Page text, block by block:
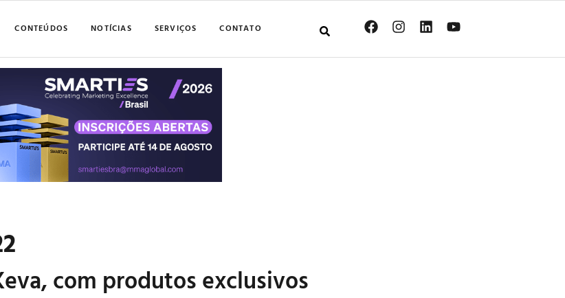
CONTEÚDOS NOTÍCIAS SERVIÇOS CONTATO
com produtos exclusivos